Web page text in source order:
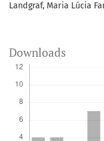
Landgraf, Maria Lúcia
Downloads